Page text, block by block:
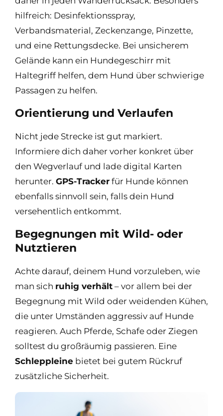
hilfreich: Desinfektionsspray,
Verbandsmaterial, Zeckenzange, Pinzette,
und eine Rettungsdecke. Bei unsicherem
Gelände kann ein Hundegeschirr mit
Haltegriff helfen, dem Hund über schwierige
Passagen zu helfen.
Orientierung und Verlaufen
Nicht jede Strecke ist gut markiert.
Informiere dich daher vorher konkret über
den Wegverlauf und lade digital Karten
herunter. GPS-Tracker für Hunde können
ebenfalls sinnvoll sein, falls dein Hund
versehentlich entkommt.
Begegnungen mit Wild- oder
Nutztieren
Achte darauf, deinem Hund vorzuleben, wie
man sich ruhig verhält – vor allem bei der
Begegnung mit Wild oder weidenden Kühen,
die unter Umständen aggressiv auf Hunde
reagieren. Auch Pferde, Schafe oder Ziegen
solltest du großräumig passieren. Eine
Schleppleine bietet bei gutem Rückruf
zusätzliche Sicherheit.